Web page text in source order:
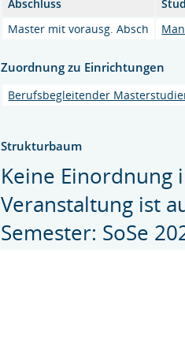
Abschluss
Master mit vorausg. Absch
Zuordnung zu Einrichtungen
Berufsbegleitender
Strukturbaum
Keine Einordnung
Veranstaltung ist
Semester: SoSe